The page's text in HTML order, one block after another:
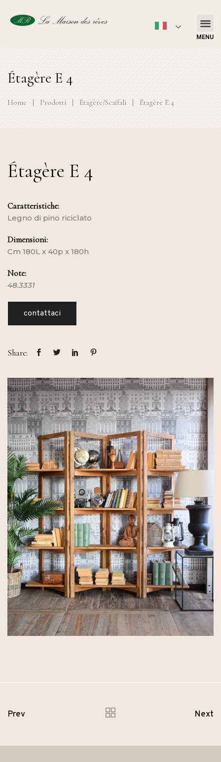
MENU
Étagère E 4
Home | Prodotti | Étagère/Scaffali | Étagère E 4
Étagère E 4
Caratteristiche:
Legno di pino riciclato
Dimensioni:
Cm 180L x 40p x 180h
Note:
48.3331
contattaci
Share:
Prev Next